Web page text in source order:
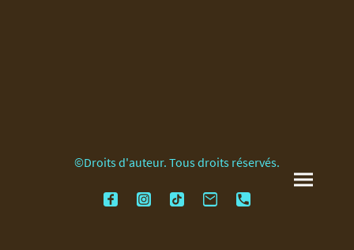
©Droits d'auteur. Tous droits réservés.